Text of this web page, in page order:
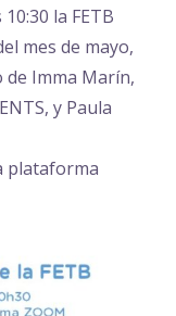
la FETB
mes de mayo,
de Imma Marín,
y Paula
plataforma